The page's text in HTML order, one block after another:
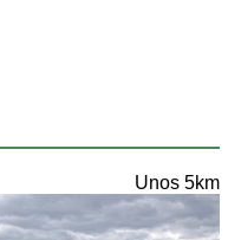
Unos 5km